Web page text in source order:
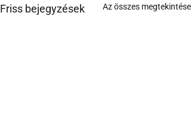
Friss bejegyzések Az összes megtekintése